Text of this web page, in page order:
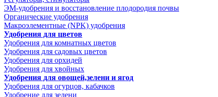
ЭМ-удобрения и восстановление плодородия почвы
Органические удобрения
Макроэлементные (NPK) удобрения
Удобрения для цветов
Удобрения для комнатных цветов
Удобрения для садовых цветов
Удобрения для орхидей
Удобрения для хвойных
Удобрения для овощей,зелени и ягод
Удобрения для огурцов, кабачков
Удобрение для зелени